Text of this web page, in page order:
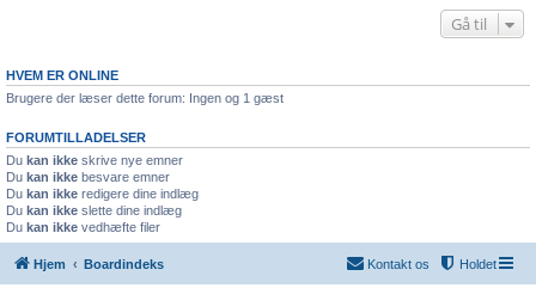
Gå til
HVEM ER ONLINE
Brugere der læser dette forum: Ingen og 1 gæst
FORUMTILLADELSER
Du kan ikke skrive nye emner
Du kan ikke besvare emner
Du kan ikke redigere dine indlæg
Du kan ikke slette dine indlæg
Du kan ikke vedhæfte filer
Hjem Boardindeks Holdet
Kontakt os